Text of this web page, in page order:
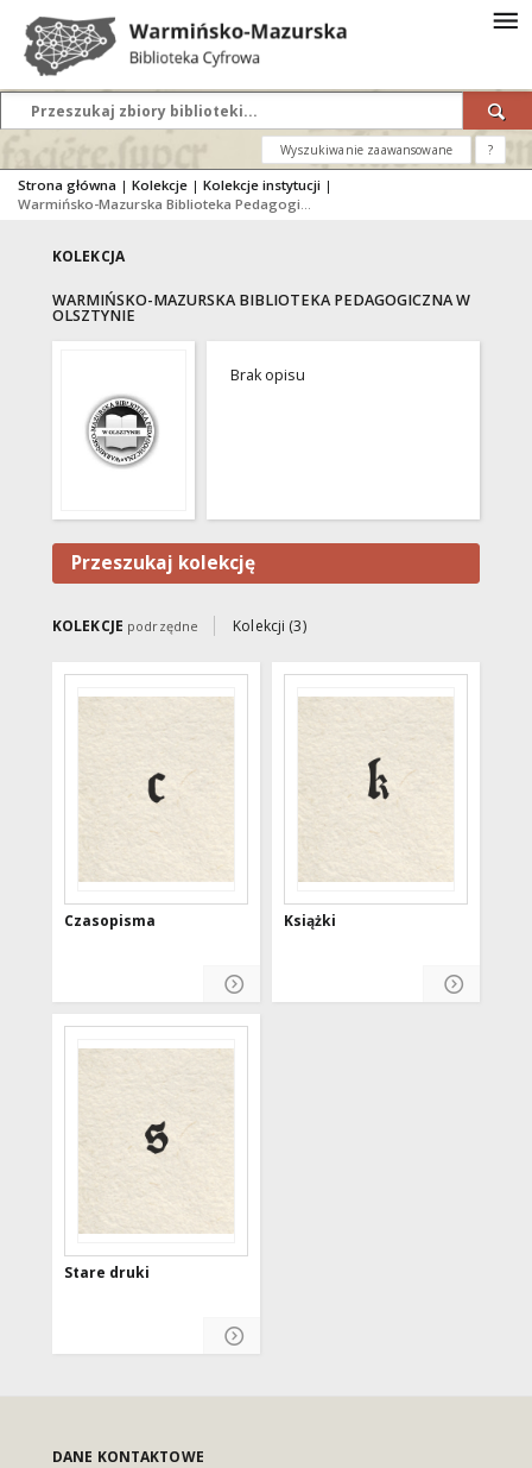
Wyszukiwanie zaawansowane ?
Strona główna | Kolekcje | Kolekcje instytucji |
Warmińsko-Mazurska Biblioteka Pedagogiczna w Olsztynie
KOLEKCJA
WARMIŃSKO-MAZURSKA BIBLIOTEKA PEDAGOGICZNA W
OLSZTYNIE
Brak opisu
Przeszukaj kolekcję
KOLEKCJE podrzędne Kolekcji (3)
Czasopisma Książki
Stare druki
DANE KONTAKTOWE